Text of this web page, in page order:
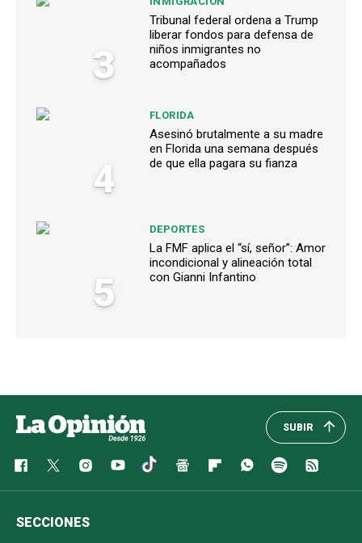
3
Tribunal federal ordena a Trump
liberar fondos para defensa de
niños inmigrantes no
acompañados
4
FLORIDA
Asesinó brutalmente a su madre
en Florida una semana después
de que ella pagara su fianza
5
DEPORTES
La FMF aplica el “sí, señor”: Amor
incondicional y alineación total
con Gianni Infantino
SUBIR
SECCIONES